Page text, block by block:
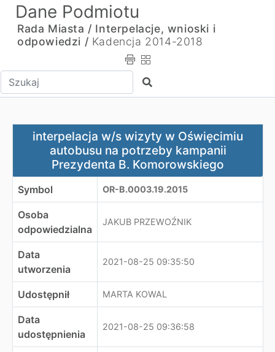
Dane Podmiotu
Rada Miasta / Interpelacje, wnioski i
odpowiedzi / Kadencja 2014-2018
Wpisz tekst do wyszukania Szukaj
interpelacja w/s wizyty w Oświęcimiu autobusu na
interpelacja w/s wizyty w Oświęcimiu
autobusu na potrzeby kampanii
Prezydenta B. Komorowskiego
Symbol OR-B.0003.19.2015
Osoba
odpowiedzialna
JAKUB PRZEWOŹNIK
Data
utworzenia
2021-08-25 09:35:50
Udostępnił MARTA KOWAL
Data
udostępnienia
2021-08-25 09:36:58